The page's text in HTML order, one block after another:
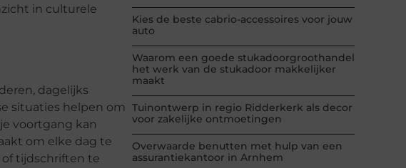
in culturele
dagelijks
situaties helpen om
voortgang kan
om elke dag te
of tijdschriften te
Kies de beste cabrio-accessoires voor jouw
auto
Waarom een goede stukadoorgroothandel
het werk van de stukadoor makkelijker
maakt
Tuinontwerp in regio Ridderkerk als decor
voor zakelijke ontmoetingen
Overwaarde benutten met hulp van een
assurantiekantoor in Arnhem